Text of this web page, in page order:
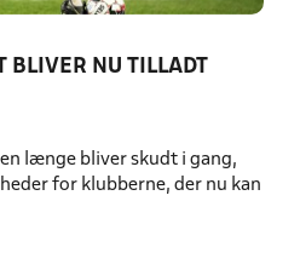
BLIVER NU TILLADT
længe bliver skudt i gang,
for klubberne, der nu kan